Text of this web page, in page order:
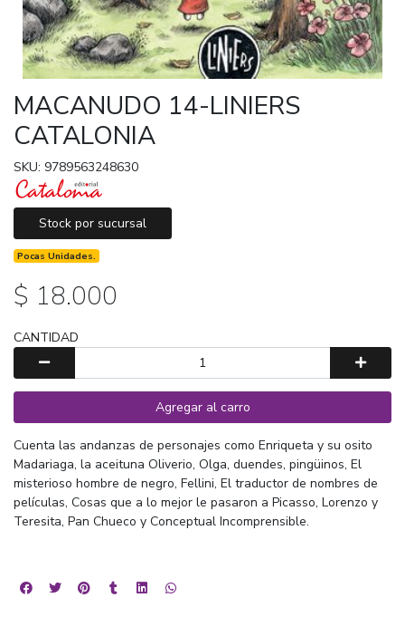
MACANUDO 14-LINIERS
CATALONIA
SKU: 9789563248630
Stock por sucursal
Pocas Unidades.
$ 18.000
CANTIDAD
Agregar al carro
Cuenta las andanzas de personajes como Enriqueta y su osito
Madariaga, la aceituna Oliverio, Olga, duendes, pingüinos, El
misterioso hombre de negro, Fellini, El traductor de nombres de
películas, Cosas que a lo mejor le pasaron a Picasso, Lorenzo y
Teresita, Pan Chueco y Conceptual Incomprensible.